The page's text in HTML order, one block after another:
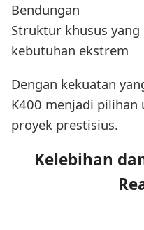
Bendungan
Struktur khusus
kebutuhan ekstrem
Dengan kekuatan
K400 menjadi pilihan
proyek prestisius.
Kelebihan